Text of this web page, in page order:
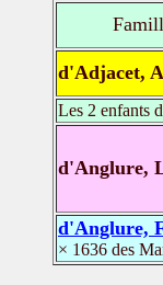
d'Adjacet,
Les 2 enfants
d'Anglure,
d'Anglure,
× 1636 des